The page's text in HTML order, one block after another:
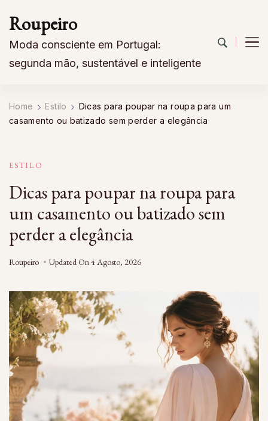
Roupeiro
Moda consciente em Portugal:
segunda mão, sustentável e inteligente
Home Estilo
Dicas para poupar na roupa para um
casamento ou batizado sem perder a elegância
ESTILO
Dicas para poupar na roupa para
um casamento ou batizado sem
perder a elegância
Roupeiro Updated On4 Agosto, 2026